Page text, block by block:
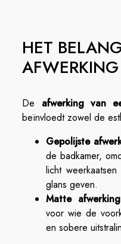
HET
AFWERKING
De afwerking van
beïnvloedt zowel de
Gepolijste
de badkamer,
licht
glans geven.
Matte
voor wie de
en sobere